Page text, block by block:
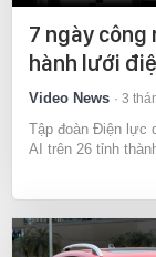
7 ngày công
hành lưới
Video News 3
Tập đoàn Điện lực
AI trên 26 tỉnh